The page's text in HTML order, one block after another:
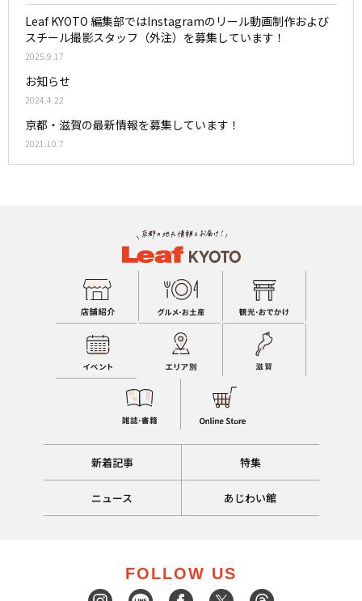
Leaf KYOTO 編集部ではInstagramのリール動画制作および
スチール撮影スタッフ（外注）を募集しています！
2025.9.17
お知らせ
2024.4.22
京都・滋賀の最新情報を募集しています！
2021.10.7
新着記事 特集
ニュース あじわい館
FOLLOW US